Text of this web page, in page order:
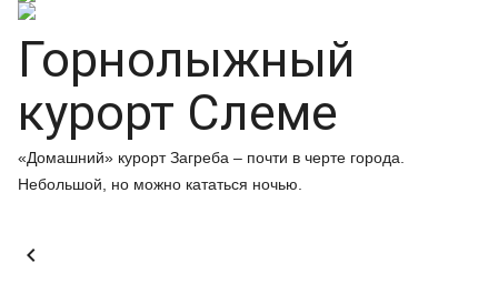
Горнолыжный
курорт Слеме
«Домашний» курорт Загреба – почти в черте города.
Небольшой, но можно кататься ночью.
